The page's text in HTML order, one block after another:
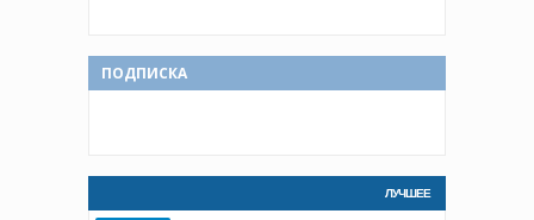
ПОДПИСКА
ЛУЧШЕЕ